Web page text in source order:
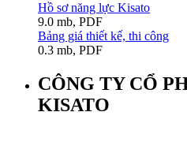
Hồ sơ năng lực Kisato
9.0 mb, PDF
Bảng giá thiết kế, thi công
0.3 mb, PDF
CÔNG TY CỔ
KISATO